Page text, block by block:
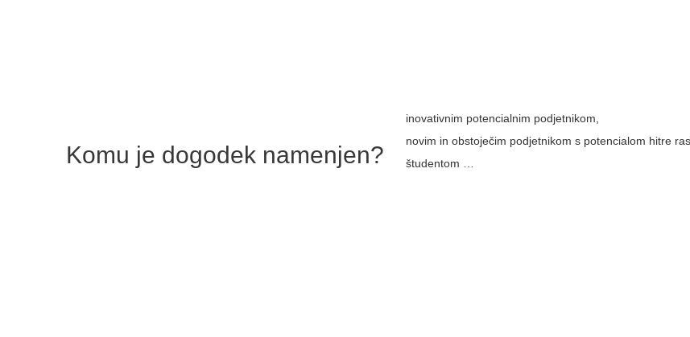
Komu je dogodek namenjen?
inovativnim potencialnim podjetnikom,
novim inobstoječim podjetnikom s potencialom hitre
študentom …